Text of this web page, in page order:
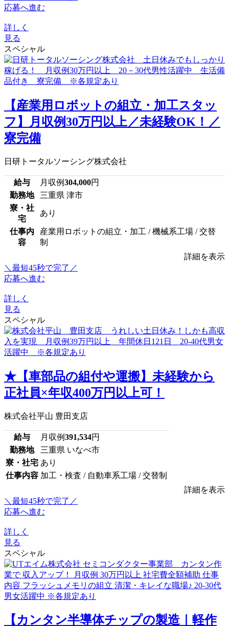
応募へ進む
詳しく
見る
スペシャル
【産業用ロボットの組立・加工スタッ
フ】月収例30万円以上／未経験OK！／
寮完備
日研トータルソーシング株式会社
給与 月収例304,000円
勤務地
三重県 津市
寮・社
宅
あり
仕事内
容
産業用ロボットの組立・加工 / 機械系工場 / 交替
制
詳細を表示
＼最短45秒で完了／
応募へ進む
詳しく
見る
スペシャル
★【車部品の組付や運搬】未経験から
正社員×年収400万円以上可！
株式会社平山 豊田支店
給与 月収例391,534円
勤務地
三重県 いなべ市
寮・社宅 あり
仕事内容 加工・検査 / 自動車系工場 / 交替制
詳細を表示
＼最短45秒で完了／
応募へ進む
詳しく
見る
スペシャル
【カンタン半導体チップの製造｜軽作